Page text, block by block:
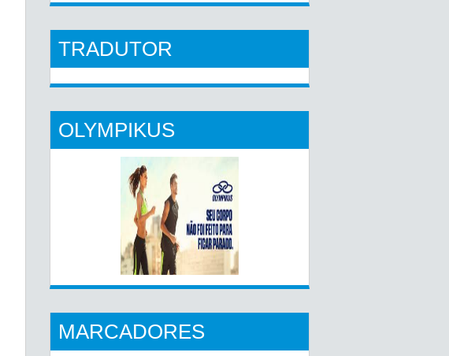
TRADUTOR
OLYMPIKUS
MARCADORES